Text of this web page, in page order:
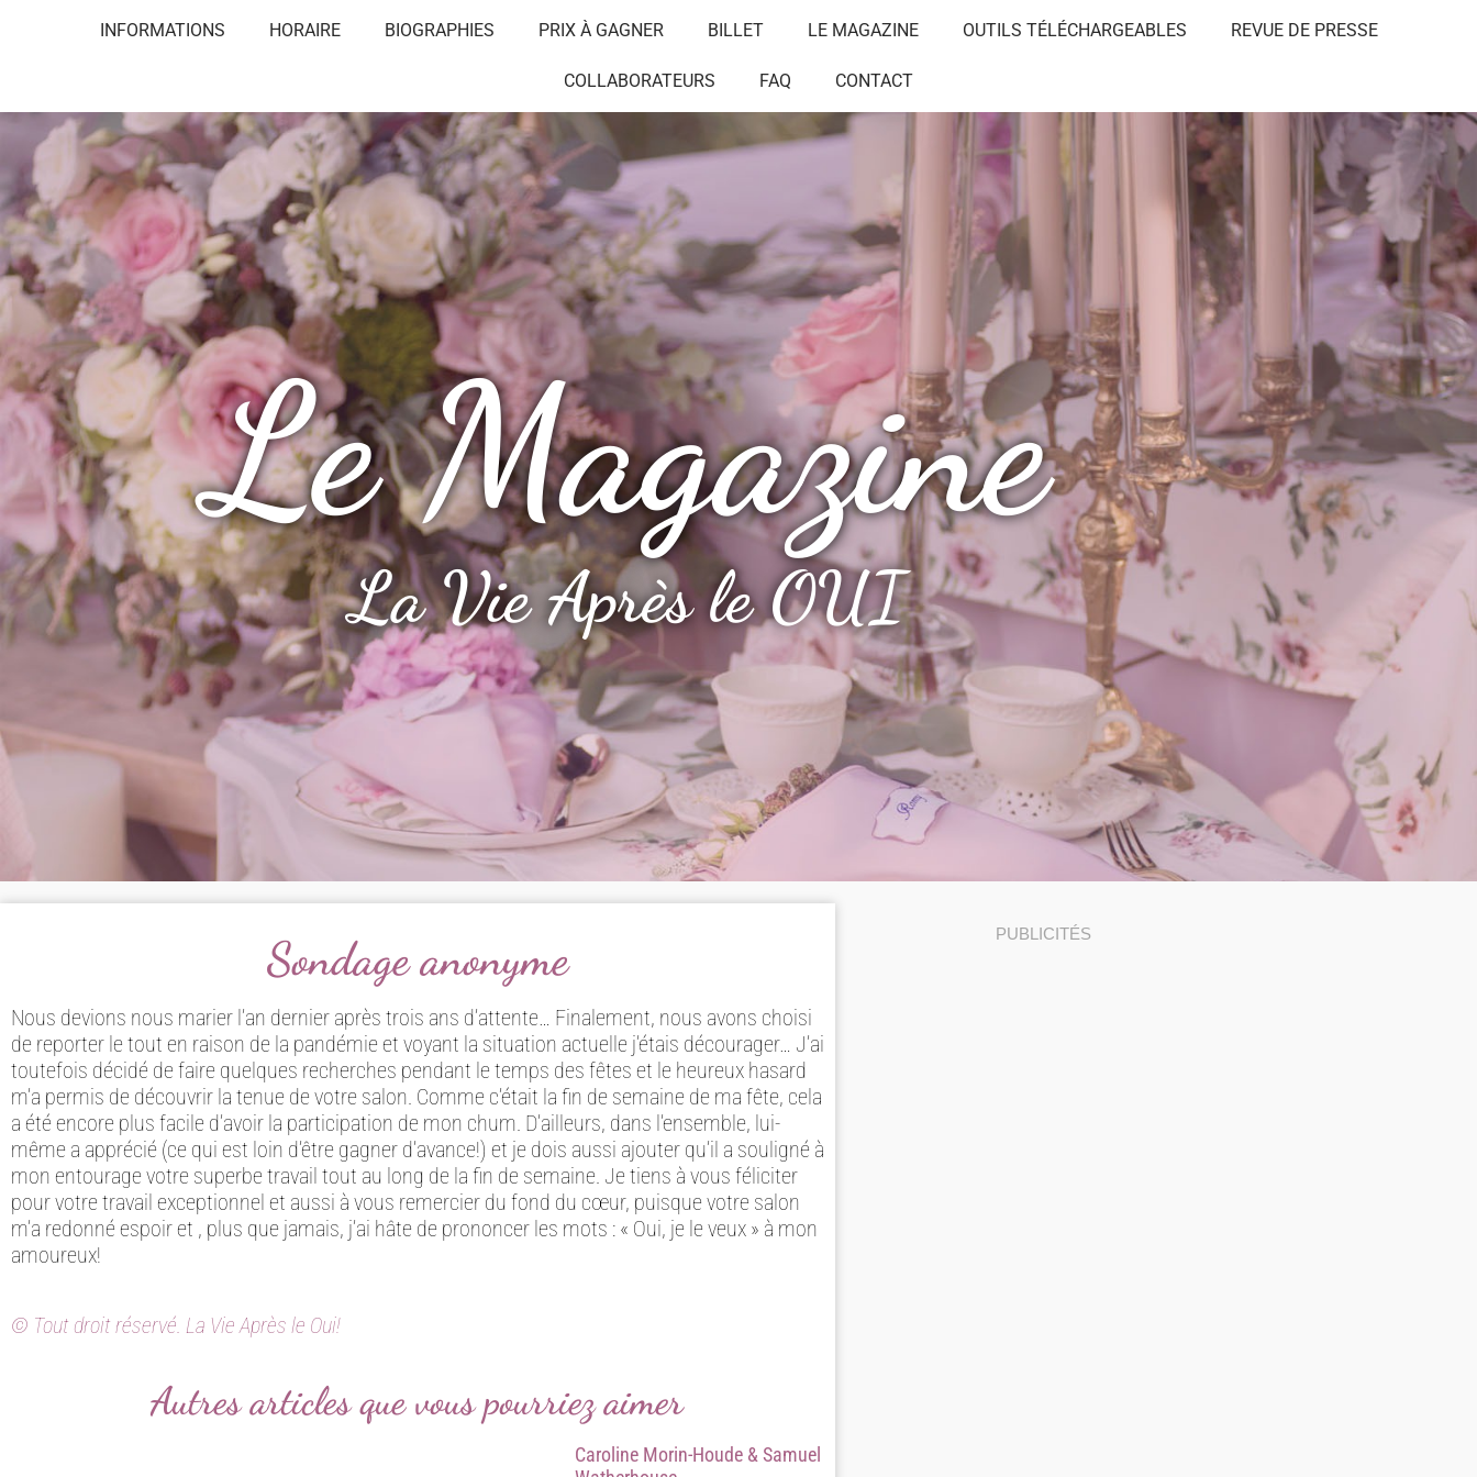
INFORMATIONS HORAIRE BIOGRAPHIES PRIX À GAGNER BILLET LE MAGAZINE OUTILS TÉLÉCHARGEABLES REVUE DE PRESSE​
COLLABORATEURS FAQ CONTACT
Le Magazine
La Vie Après le OUI
Sondage anonyme
Nous devions nous marier l’an dernier après trois ans d’attente… Finalement, nous avons choisi
de reporter le tout en raison de la pandémie et voyant la situation actuelle j’étais décourager… J’ai
toutefois décidé de faire quelques recherches pendant le temps des fêtes et le heureux hasard
m’a permis de découvrir la tenue de votre salon. Comme c’était la fin de semaine de ma fête, cela
a été encore plus facile d’avoir la participation de mon chum. D’ailleurs, dans l’ensemble, lui-
même a apprécié (ce qui est loin d’être gagner d’avance!) et je dois aussi ajouter qu’il a souligné à
mon entourage votre superbe travail tout au long de la fin de semaine. Je tiens à vous féliciter
pour votre travail exceptionnel et aussi à vous remercier du fond du cœur, puisque votre salon
m’a redonné espoir et , plus que jamais, j’ai hâte de prononcer les mots : « Oui, je le veux » à mon
amoureux!
© Tout droit réservé. La Vie Après le Oui!
Autres articles que vous pourriez aimer
Caroline Morin-Houde & Samuel
PUBLICITÉS